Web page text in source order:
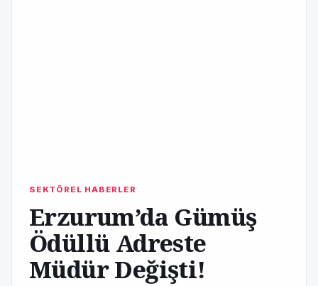
SEKTÖREL HABERLER
Erzurum’da Gümüş
Ödüllü Adreste
Müdür Değişti!